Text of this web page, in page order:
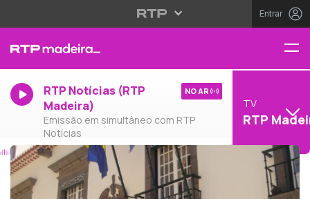
Entrar
RTP Notícias (RTP
Madeira)
Emissão em simultâneo com RTP
Notícias
NO AR
TV
RTP